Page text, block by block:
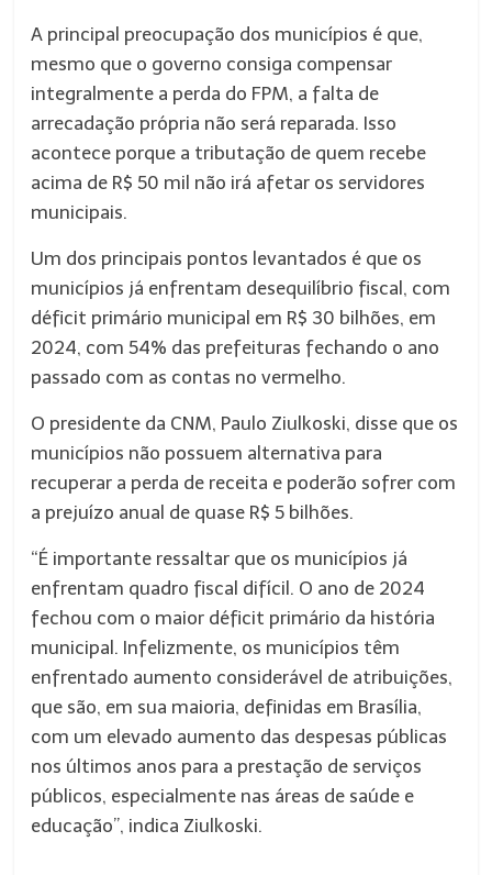
A principal preocupação dos municípios é que,
mesmo que o governo consiga compensar
integralmente a perda do FPM, a falta de
arrecadação própria não será reparada. Isso
acontece porque a tributação de quem recebe
acima de R$ 50 mil não irá afetar os servidores
municipais.
Um dos principais pontos levantados é que os
municípios já enfrentam desequilíbrio fiscal, com
déficit primário municipal em R$ 30 bilhões, em
2024, com 54% das prefeituras fechando o ano
passado com as contas no vermelho.
O presidente da CNM, Paulo Ziulkoski, disse que os
municípios não possuem alternativa para
recuperar a perda de receita e poderão sofrer com
a prejuízo anual de quase R$ 5 bilhões.
“É importante ressaltar que os municípios já
enfrentam quadro fiscal difícil. O ano de 2024
fechou com o maior déficit primário da história
municipal. Infelizmente, os municípios têm
enfrentado aumento considerável de atribuições,
que são, em sua maioria, definidas em Brasília,
com um elevado aumento das despesas públicas
nos últimos anos para a prestação de serviços
públicos, especialmente nas áreas de saúde e
educação”, indica Ziulkoski.